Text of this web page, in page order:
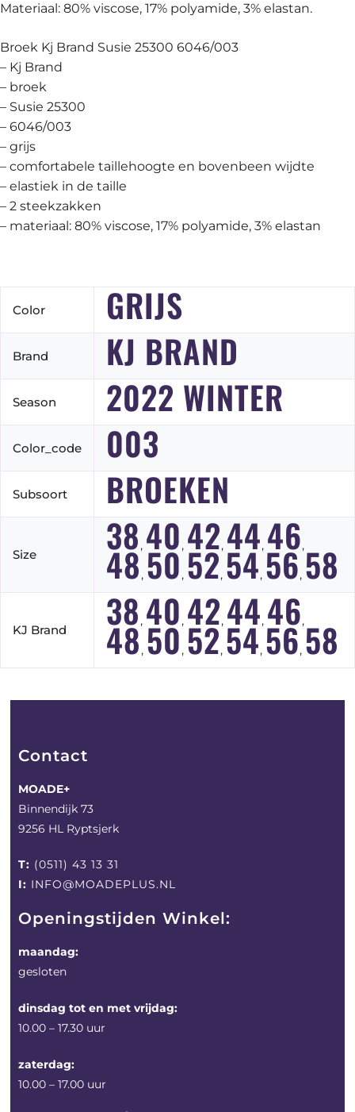
Materiaal: 80% viscose, 17% polyamide, 3% elastan.
Broek Kj Brand Susie 25300 6046/003
– Kj Brand
– broek
– Susie 25300
– 6046/003
– grijs
– comfortabele taillehoogte en bovenbeen wijdte
– elastiek in de taille
– 2 steekzakken
– materiaal: 80% viscose, 17% polyamide, 3% elastan
Color GRIJS
Brand KJ BRAND
Season 2022 WINTER
Color_code 003
Subsoort BROEKEN
Size 38 , 40 , 42, 44, 46,
48 , 50 , 52, 54, 56, 58
KJ Brand 38 , 40 , 42, 44, 46,
48 , 50 , 52, 54, 56, 58
Contact
MOADE+
Binnendijk 73
9256 HL Ryptsjerk
T: (0511) 43 13 31
I: INFO@MOADEPLUS.NL
Openingstijden Winkel:
maandag:
gesloten
dinsdag tot en met vrijdag:
10.00 – 17.30 uur
zaterdag:
10.00 – 17.00 uur